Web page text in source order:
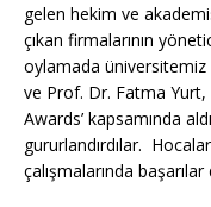
gelen hekim ve
çıkan firmalarının
oylamada
ve Prof. Dr. Fatma Yurt,
Awards’ kapsamında
gururlandırdılar.
çalışmalarında